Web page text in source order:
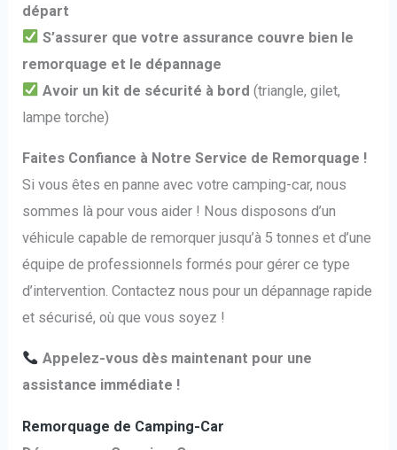
départ
S’assurer que votre assurance couvre bien le
remorquage et le dépannage
Avoir un kit de sécurité à bord (triangle, gilet,
lampe torche)
Faites Confiance à Notre Service de Remorquage !
Si vous êtes en panne avec votre camping-car, nous
sommes là pour vous aider ! Nous disposons d’un
véhicule capable de remorquer jusqu’à 5 tonnes et d’une
équipe de professionnels formés pour gérer ce type
d’intervention. Contactez nous pour un dépannage rapide
et sécurisé, où que vous soyez !
Appelez-vous dès maintenant pour une
assistance immédiate !
Remorquage de Camping-Car